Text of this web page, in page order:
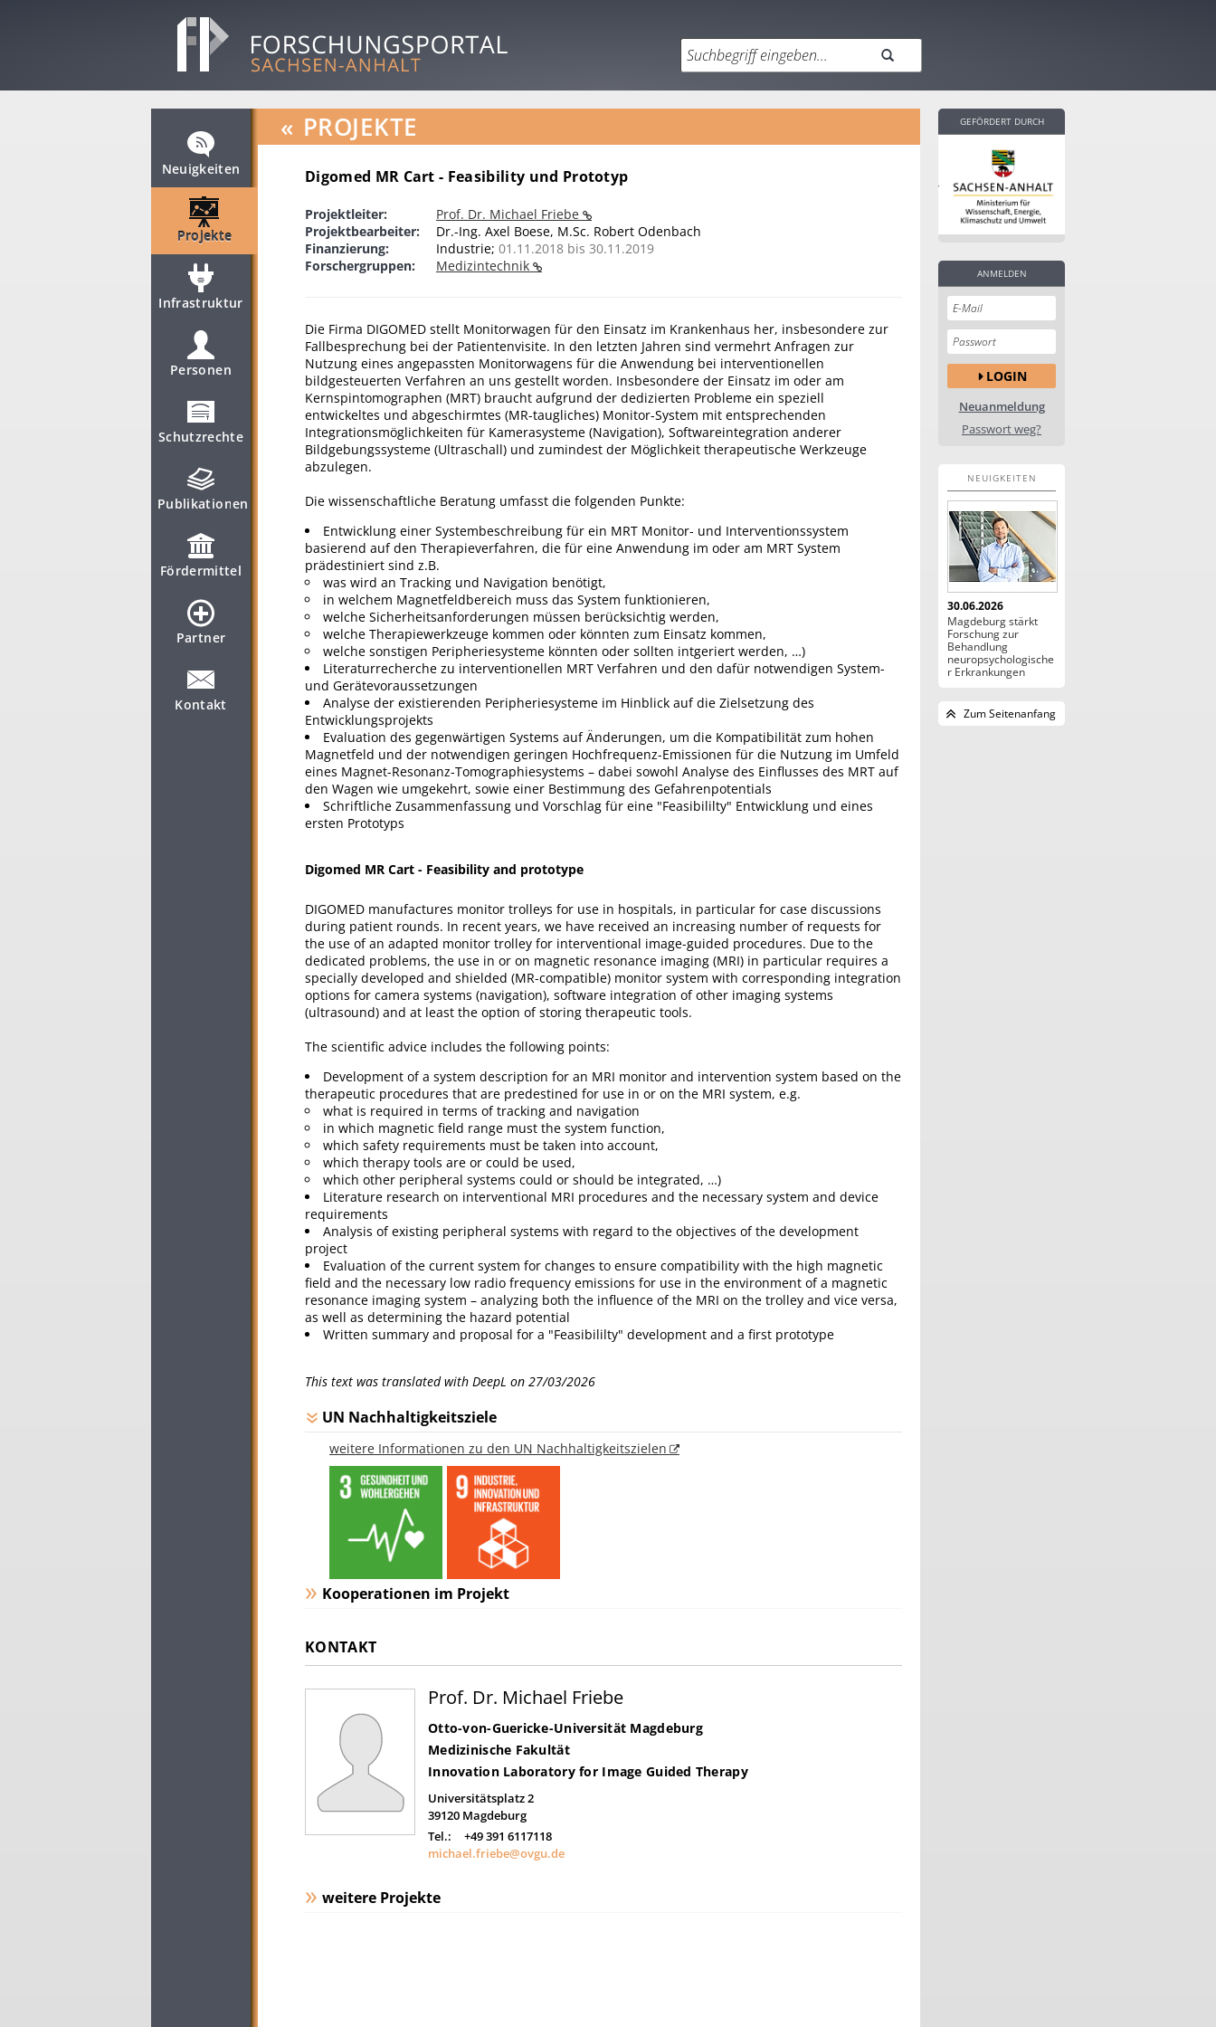
Neuigkeiten
Projekte
Infrastruktur
Personen
Schutzrechte
Publikationen
Fördermittel
Partner
Kontakt
« PROJEKTE
Digomed MR Cart - Feasibility und Prototyp
Projektleiter:
Prof. Dr. Michael Friebe
Projektbearbeiter:
Dr.-Ing. Axel Boese, M.Sc. Robert Odenbach
Finanzierung:
Industrie; 01.11.2018 bis 30.11.2019
Forschergruppen:
Medizintechnik
Die Firma DIGOMED stellt Monitorwagen für den Einsatz im Krankenhaus her, insbesondere zur
Fallbesprechung bei der Patientenvisite. In den letzten Jahren sind vermehrt Anfragen zur
Nutzung eines angepassten Monitorwagens für die Anwendung bei interventionellen
bildgesteuerten Verfahren an uns gestellt worden. Insbesondere der Einsatz im oder am
Kernspintomographen (MRT) braucht aufgrund der dedizierten Probleme ein speziell
entwickeltes und abgeschirmtes (MR-taugliches) Monitor-System mit entsprechenden
Integrationsmöglichkeiten für Kamerasysteme (Navigation), Softwareintegration anderer
Bildgebungssysteme (Ultraschall) und zumindest der Möglichkeit therapeutische Werkzeuge
abzulegen.
Die wissenschaftliche Beratung umfasst die folgenden Punkte:
Entwicklung einer Systembeschreibung für ein MRT Monitor- und Interventionssystem
basierend auf den Therapieverfahren, die für eine Anwendung im oder am MRT System
prädestiniert sind z.B.
was wird an Tracking und Navigation benötigt,
in welchem Magnetfeldbereich muss das System funktionieren,
welche Sicherheitsanforderungen müssen berücksichtig werden,
welche Therapiewerkzeuge kommen oder könnten zum Einsatz kommen,
welche sonstigen Peripheriesysteme könnten oder sollten intgeriert werden, …)
Literaturrecherche zu interventionellen MRT Verfahren und den dafür notwendigen System-
und Gerätevoraussetzungen
Analyse der existierenden Peripheriesysteme im Hinblick auf die Zielsetzung des
Entwicklungsprojekts
Evaluation des gegenwärtigen Systems auf Änderungen, um die Kompatibilität zum hohen
Magnetfeld und der notwendigen geringen Hochfrequenz-Emissionen für die Nutzung im Umfeld
eines Magnet-Resonanz-Tomographiesystems – dabei sowohl Analyse des Einflusses des MRT auf
den Wagen wie umgekehrt, sowie einer Bestimmung des Gefahrenpotentials
Schriftliche Zusammenfassung und Vorschlag für eine "Feasibililty" Entwicklung und eines
ersten Prototyps
Digomed MR Cart - Feasibility and prototype
DIGOMED manufactures monitor trolleys for use in hospitals, in particular for case discussions
during patient rounds. In recent years, we have received an increasing number of requests for
the use of an adapted monitor trolley for interventional image-guided procedures. Due to the
dedicated problems, the use in or on magnetic resonance imaging (MRI) in particular requires a
specially developed and shielded (MR-compatible) monitor system with corresponding integration
options for camera systems (navigation), software integration of other imaging systems
(ultrasound) and at least the option of storing therapeutic tools.
The scientific advice includes the following points:
Development of a system description for an MRI monitor and intervention system based on the
therapeutic procedures that are predestined for use in or on the MRI system, e.g.
what is required in terms of tracking and navigation
in which magnetic field range must the system function,
which safety requirements must be taken into account,
which therapy tools are or could be used,
which other peripheral systems could or should be integrated, …)
Literature research on interventional MRI procedures and the necessary system and device
requirements
Analysis of existing peripheral systems with regard to the objectives of the development
project
Evaluation of the current system for changes to ensure compatibility with the high magnetic
field and the necessary low radio frequency emissions for use in the environment of a magnetic
resonance imaging system – analyzing both the influence of the MRI on the trolley and vice versa,
as well as determining the hazard potential
Written summary and proposal for a "Feasibililty" development and a first prototype
This text was translated with DeepL on 27/03/2026
UN Nachhaltigkeitsziele
weitere Informationen zu den UN Nachhaltigkeitszielen
Kooperationen im Projekt
KONTAKT
Prof. Dr. Michael Friebe
Otto-von-Guericke-Universität Magdeburg
Medizinische Fakultät
Innovation Laboratory for Image Guided Therapy
Universitätsplatz 2
39120 Magdeburg
Tel.:
+49 391 6117118
michael.friebe@ovgu.de
weitere Projekte
GEFÖRDERT DURCH
ANMELDEN
LOGIN
Neuanmeldung
Passwort weg?
NEUIGKEITEN
30.06.2026
Magdeburg stärkt
Forschung zur
Behandlung
neuropsychologische
r Erkrankungen
Zum Seitenanfang